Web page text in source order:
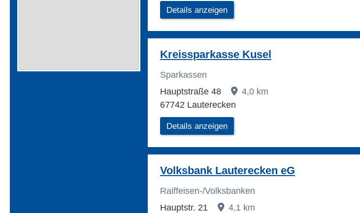
Details anzeigen
Kreissparkasse Kusel
Sparkassen
Hauptstraße 48
4,0 km
67742 Lauterecken
Details anzeigen
Volksbank Lauterecken eG
Raiffeisen-/Volksbanken
Hauptstr. 21
4,1 km